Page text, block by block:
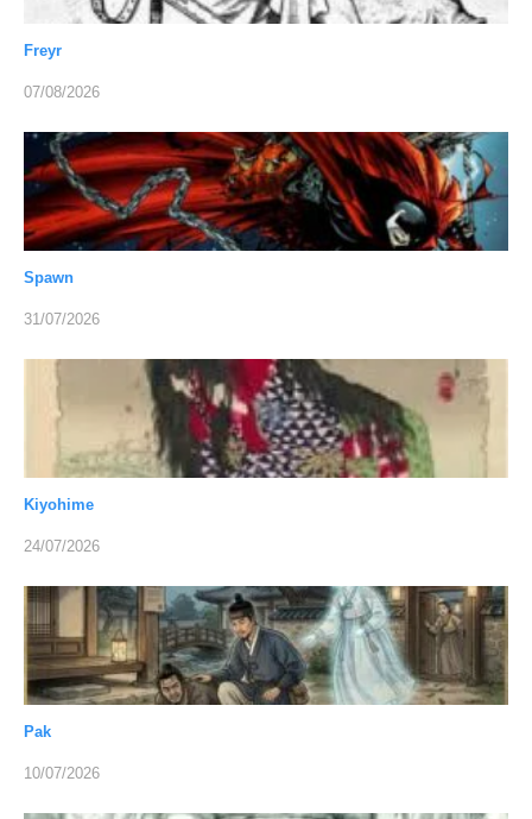
Freyr
07/08/2026
Spawn
31/07/2026
Kiyohime
24/07/2026
Pak
10/07/2026